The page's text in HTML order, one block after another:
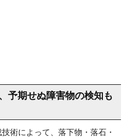
予期せぬ障害物の検知も
術によって、落下物・落石・